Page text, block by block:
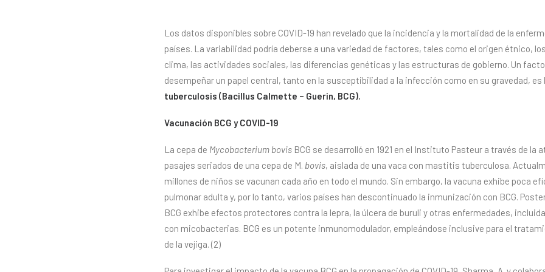
Los datos disponibles sobre COVID-19 han revelado que la incidencia y la mortalidad de la
países. La variabilidad podría deberse a una variedad de factores, tales como el origen étnico,
clima, las actividades sociales, las diferencias genéticas y las estructuras de gobierno. Un
desempeñar un papel central, tanto en la susceptibilidad a la infección como en su gravedad, es
tuberculosis (Bacillus Calmette – Guerin, BCG).
Vacunación BCG y COVID-19
La cepa de Mycobacterium bovis BCG se desarrolló en 1921 en el Instituto Pasteur a través de la
pasajes seriados de una cepa de M. bovis, aislada de una vaca con mastitis tuberculosa.
millones de niños se vacunan cada año en todo el mundo. Sin embargo, la vacuna exhibe poca
pulmonar adulta y, por lo tanto, varios países han descontinuado la inmunización con BCG.
BCG exhibe efectos protectores contra la lepra, la úlcera de buruli y otras enfermedades,
con micobacterias. BCG es un potente inmunomodulador, empleándose inclusive para el
de la vejiga. (2)